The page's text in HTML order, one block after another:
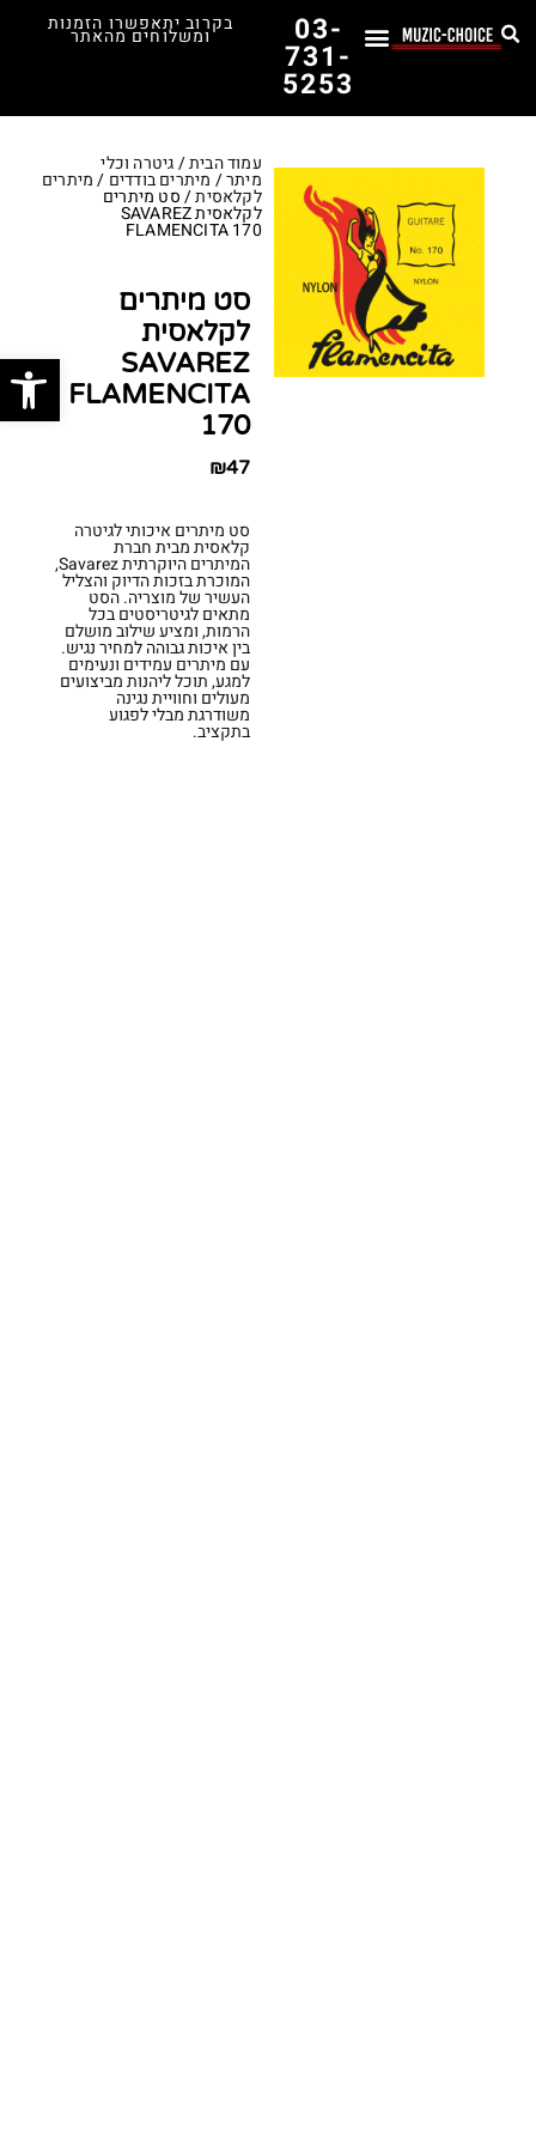
03-
731-
5253
בקרוב יתאפשרו הזמנות
ומשלוחים מהאתר
עמוד הבית/גיטרה וכלי
מיתר/ מיתרים בודדים /מיתרים
לקלאסית/ סט מיתרים
לקלאסית SAVAREZ
FLAMENCITA 170
סט מיתרים
לקלאסית
SAVAREZ
FLAMENCITA
170
₪47
סט מיתרים איכותי לגיטרה
קלאסית מבית חברת
המיתרים היוקרתית Savarez,
המוכרת בזכות הדיוק והצליל
העשיר של מוצריה. הסט
מתאים לגיטריסטים בכל
הרמות, ומציע שילוב מושלם
בין איכות גבוהה למחיר נגיש.
עם מיתרים עמידים ונעימים
למגע, תוכל ליהנות מביצועים
מעולים וחוויית נגינה
משודרגת מבלי לפגוע
בתקציב.
פתח